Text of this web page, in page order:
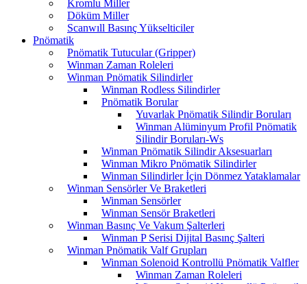
Kromlu Miller
Döküm Miller
Scanwıll Basınç Yükselticiler
Pnömatik
Pnömatik Tutucular (Gripper)
Winman Zaman Roleleri
Winman Pnömatik Silindirler
Winman Rodless Silindirler
Pnömatik Borular
Yuvarlak Pnömatik Silindir Boruları
Winman Alüminyum Profil Pnömatik
Silindir Boruları-Ws
Winman Pnömatik Silindir Aksesuarları
Winman Mikro Pnömatik Silindirler
Winman Silindirler İçin Dönmez Yataklamalar
Winman Sensörler Ve Braketleri
Winman Sensörler
Winman Sensör Braketleri
Winman Basınç Ve Vakum Şalterleri
Winman P Serisi Dijital Basınç Şalteri
Winman Pnömatik Valf Grupları
Winman Solenoid Kontrollü Pnömatik Valfler
Winman Zaman Roleleri